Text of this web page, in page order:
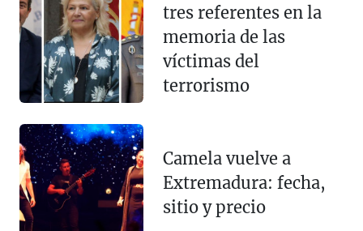
tres referentes en la
memoria de las
víctimas del
terrorismo
Camela vuelve a
Extremadura: fecha,
sitio y precio